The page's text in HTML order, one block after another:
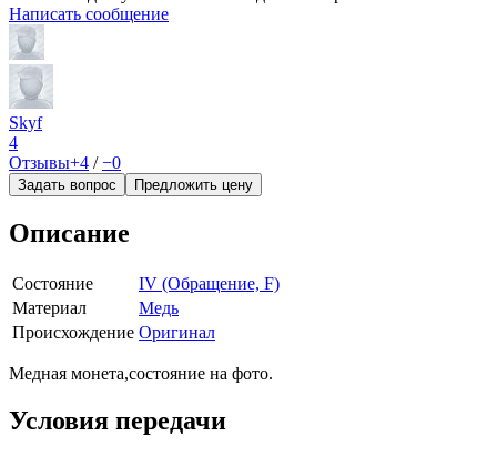
Написать сообщение
Skyf
4
Отзывы+4 /−0
Задать вопрос Предложить цену
Описание
Состояние
IV (Обращение, F)
Материал
Медь
Происхождение Оригинал
Медная монета,состояние на фото.
Условия передачи